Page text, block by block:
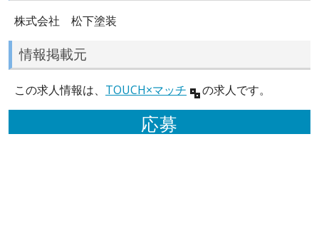
株式会社 松下塗装
情報掲載元
この求人情報は、 TOUCH×マッチ の求人です。
応募